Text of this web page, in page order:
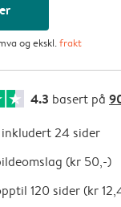
og ekskl.frakt
4.3 basert på
inkludert 24 sider
(kr 50,-)
120 sider (kr